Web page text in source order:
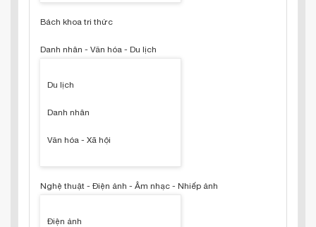
Bách khoa tri thức
Danh nhân - Văn hóa - Du lịch
Du lịch
Danh nhân
Văn hóa - Xã hội
Nghệ thuật - Điện ảnh - Âm nhạc - Nhiếp ảnh
Điện ảnh